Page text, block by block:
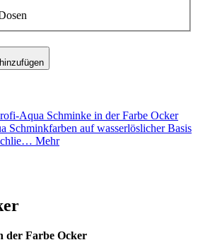
Aqua Schminke in der Farbe Ocker
Schminkfarben auf wasserlöslicher Basis
Mehr
der Farbe Ocker